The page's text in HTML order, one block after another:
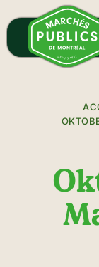
au
contenu
principal